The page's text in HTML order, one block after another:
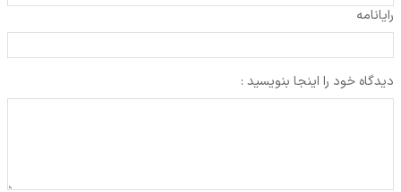
رایانامه
دیدگاه خود را اینجا بنویسید :